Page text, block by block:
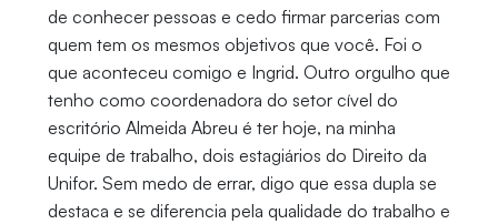
de conhecer pessoas e cedo firmar parcerias com
quem tem os mesmos objetivos que você. Foi o
que aconteceu comigo e Ingrid. Outro orgulho que
tenho como coordenadora do setor cível do
escritório Almeida Abreu é ter hoje, na minha
equipe de trabalho, dois estagiários do Direito da
Unifor. Sem medo de errar, digo que essa dupla se
destaca e se diferencia pela qualidade do trabalho e